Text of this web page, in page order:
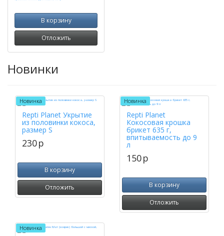
В корзину
Отложить
Новинки
Новинка
Repti Planet Укрытие
из половинки кокоса,
размер S
230p
В корзину
Отложить
Новинка
Repti Planet
Кокосовая крошка
брикет 635 г,
впитываемость до 9
л
150p
В корзину
Отложить
Новинка